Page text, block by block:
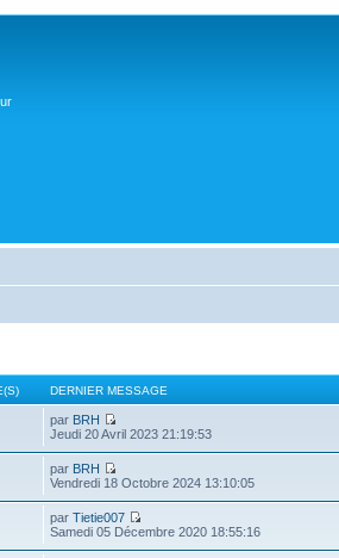
DERNIER MESSAGE
par BRH
Jeudi 20 Avril 2023 21:19:53
par BRH
Vendredi 18 Octobre 2024 13:10:05
parTietie007
Samedi 05 Décembre 2020 18:55:16